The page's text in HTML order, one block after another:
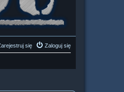
Zaloguj się
się